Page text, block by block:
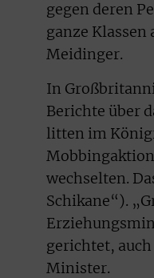
gegen deren
ganze
Meidinger.
In
Berichte über
litten im
wechselten.
Schikane“).
gerichtet,
Minister.